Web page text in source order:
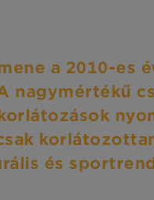
a 2010-es
nagymértékű
és